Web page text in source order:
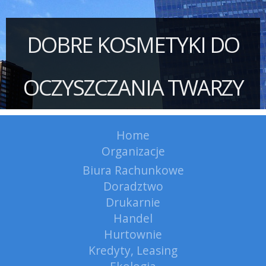
DOBRE KOSMETYKI DO
OCZYSZCZANIA TWARZY
Home
Organizacje
Biura Rachunkowe
Doradztwo
Drukarnie
Handel
Hurtownie
Kredyty, Leasing